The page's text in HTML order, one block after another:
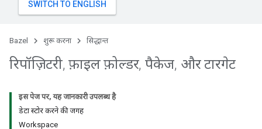
Bazel शुरू करना सिद्धान्त
रिपॉज़िटरी, फ़ाइल फ़ोल्डर, पैकेज, और टारगेट
इस पेज पर, यह जानकारी उपलब्ध है
डेटा स्टोर करने की जगह
Workspace